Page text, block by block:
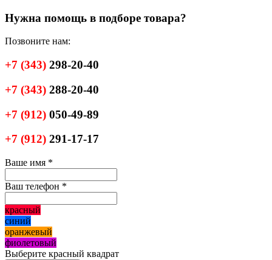
Нужна помощь в подборе товара?
Позвоните нам:
+7 (343) 298-20-40
+7 (343) 288-20-40
+7 (912) 050-49-89
+7 (912) 291-17-17
Ваше имя *
Ваш телефон *
красный
синий
оранжевый
фиолетовый
Выберите красный квадрат